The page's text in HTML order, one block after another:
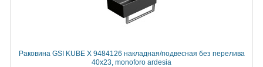
Раковина GSI KUBE X 9484126 накладная/подвесная без перелива
40x23, monoforo ardesia